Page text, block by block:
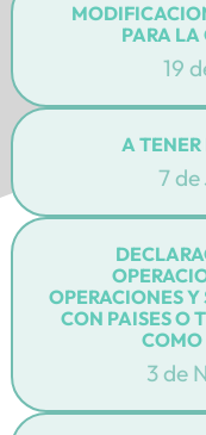
PARA
19
A
7
OPERACIONES
CON PAISES O
COMO
3 de